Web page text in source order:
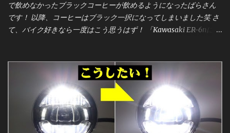
で飲めなかったブラックコーヒーが飲めるようになったばらさん
です！ 以降、コーヒーはブラック一択になってしまいました笑 さ
て、バイク好きなら一度はこう思うはず！ 「Kawasaki ER-6nにモ
てカスタム感を高めるこのメーターは、世界中のビルダーやライ
ダーに人気です。しかし、取り付けは決して「ポン付け」ではあ
りません。プロが作業前に何を確認し、どう準備するのかを、実
際の配線図とサービスマニュアルをもとに詳しく解説していきま
す。 用意するのは 車両のサービスマニュアル まず強調したいの
は、 サービスマニュアルの重要性 です。 昔のキャブ車なら「電源